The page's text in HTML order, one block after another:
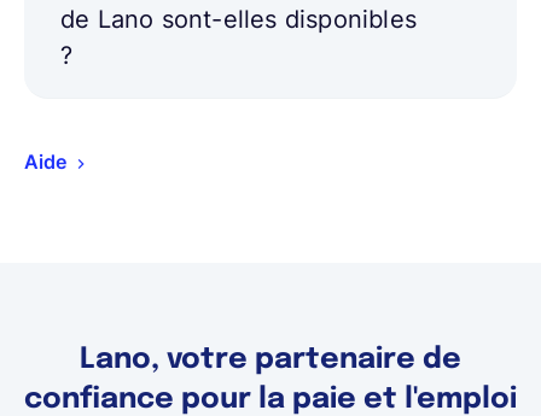
de Lano sont-elles disponibles
?
Aide
Lano, votre partenaire de
confiance pour la paie et l'emploi